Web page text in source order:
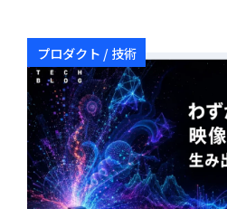
プロダクト / 技術